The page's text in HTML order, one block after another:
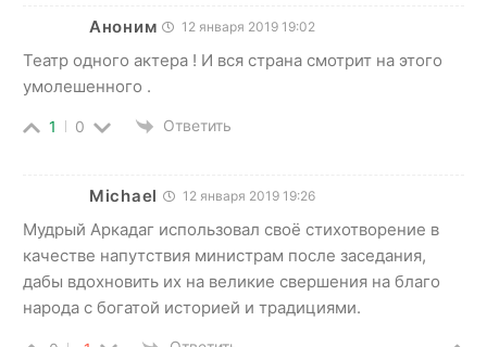
Аноним 12 января 2019 19:02
Театр одного актера ! И вся страна смотрит на этого
умолешенного .
1 0 Ответить
Michael 12 января 2019 19:26
Мудрый Аркадаг использовал своё стихотворение в
качестве напутствия министрам после заседания,
дабы вдохновить их на великие свершения на благо
народа с богатой историей и традициями.